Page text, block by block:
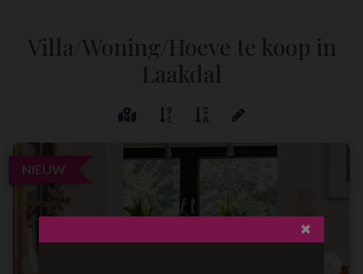
Villa/Woning/Hoeve te koop in
Laakdal
NIEUW